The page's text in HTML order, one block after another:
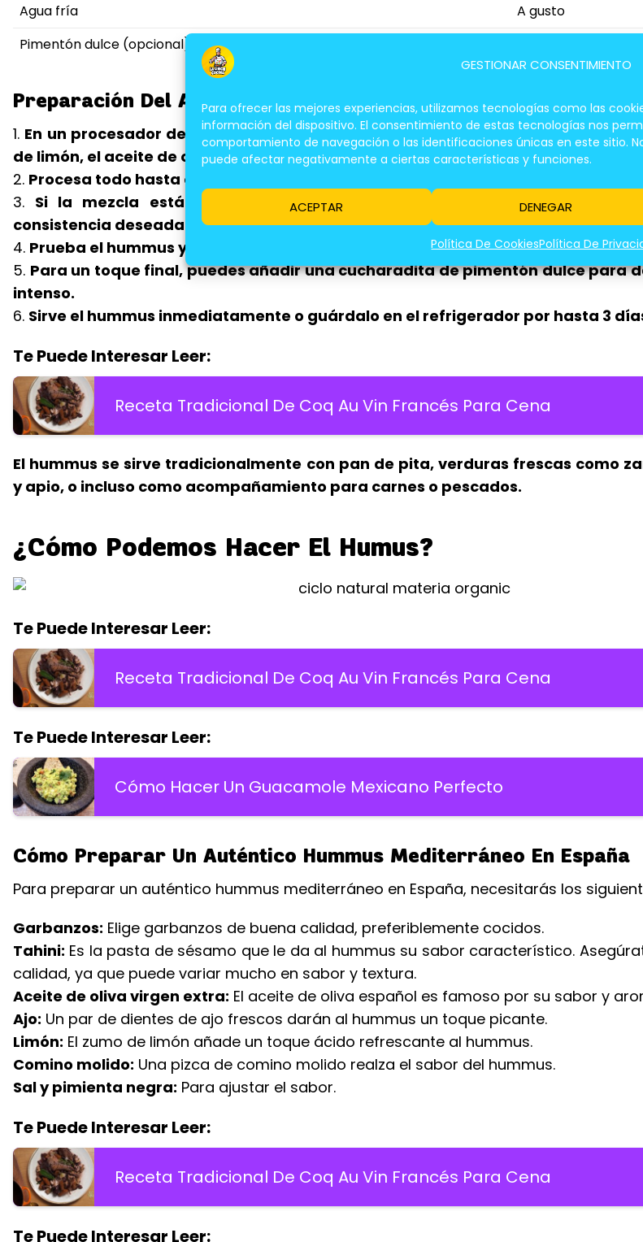
GESTIONAR CONSENTIMIENTO
Para ofrecer las mejores experiencias, utilizamos tecnologías como las
información del dispositivo. El consentimiento de estas tecnologías nos
comportamiento de navegación o las identificaciones únicas en este sitio.
puede afectar negativamente a ciertas características y funciones.
ACEPTAR DENEGAR
Política De CookiesPolítica De
Agua fría
A gusto
Pimentón dulce (opcional)
Preparación Del Auténtico Hummus
1. En un procesador de alimentos o mortero, coloca los garbanzos cocidos, el
de limón, el aceite de oliva, el comino molido y la sal.
2. Procesa todo hasta obtener una mezcla homogénea y cremosa.
3. Si la mezcla está demasiado espesa, añade agua fría poco a poco
consistencia deseada.
4. Prueba el hummus y ajusta la sal, el limón o el comino según tu gusto.
5. Para un toque final, puedes añadir una cucharadita de pimentón dulce para
intenso.
6. Sirve el hummus inmediatamente o guárdalo en el refrigerador por hasta 3
Te Puede Interesar Leer:
Receta Tradicional De Coq Au Vin Francés Para Cena
El hummus se sirve tradicionalmente con pan de pita, verduras frescas como
y apio, o incluso como acompañamiento para carnes o pescados.
¿Cómo Podemos Hacer El Humus?
Te Puede Interesar Leer:
Receta Tradicional De Coq Au Vin Francés Para Cena
Te Puede Interesar Leer:
Cómo Hacer Un Guacamole Mexicano Perfecto
Cómo Preparar Un Auténtico Hummus Mediterráneo En España
Para preparar un auténtico hummus mediterráneo en España, necesitarás los
Garbanzos: Elige garbanzos de buena calidad, preferiblemente cocidos.
Tahini: Es la pasta de sésamo que le da al hummus su sabor característico.
calidad, ya que puede variar mucho en sabor y textura.
Aceite de oliva virgen extra: El aceite de oliva español es famoso por su sabor y
Ajo: Un par de dientes de ajo frescos darán al hummus un toque picante.
Limón: El zumo de limón añade un toque ácido refrescante al hummus.
Comino molido: Una pizca de comino molido realza el sabor del hummus.
Sal y pimienta negra: Para ajustar el sabor.
Te Puede Interesar Leer:
Receta Tradicional De Coq Au Vin Francés Para Cena
Te Puede Interesar Leer: